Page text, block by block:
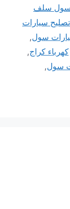
سلف
سيارات
سول,
كهرباء كراج,
سول,